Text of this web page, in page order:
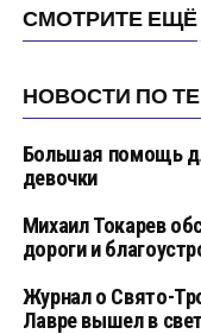
СМОТРИТЕ ЕЩЁ
НОВОСТИ ПО
Большая помощь
девочки
Михаил Токарев
дороги и
Журнал о Свято-
Лавре вышел в свет